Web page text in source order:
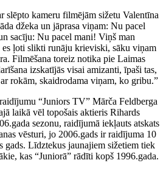
slēpto kameru filmējām sižetu Valentīna
džeka un jāprasa viņam: Nu pacel
sacīju: Nu pacel mani! Viņš man
ļoti slikti runāju krieviski, sāku viņam
Filmēšana toreiz notika pie Laimas
izskatījās visai amizanti, īpaši tas,
rokām, skaidrodama viņam, ko gribu.”
“Juniors TV” Mārča Feldberga
laikā vēl topošais aktieris Rihards
sezonu, raidījumā iekļauts atskats
vēsturi, jo 2006.gads ir raidījuma 10
gads. Līdztekus jaunajiem sižetiem tiek
kas “Juniorā” rādīti kopš 1996.gada.